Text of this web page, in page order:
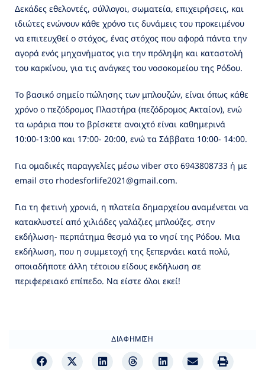
Δεκάδες εθελοντές, σύλλογοι, σωματεία, επιχειρήσεις, και
ιδιώτες ενώνουν κάθε χρόνο τις δυνάμεις του προκειμένου
να επιτευχθεί ο στόχος, ένας στόχος που αφορά πάντα την
αγορά ενός μηχανήματος για την πρόληψη και καταστολή
του καρκίνου, για τις ανάγκες του νοσοκομείου της Ρόδου.
Το βασικό σημείο πώλησης των μπλουζών, είναι όπως κάθε
χρόνο ο πεζόδρομος Πλαστήρα (πεζόδρομος Ακταίον), ενώ
τα ωράρια που το βρίσκετε ανοιχτό είναι καθημερινά
10:00-13:00 και 17:00- 20:00, ενώ τα Σάββατα 10:00- 14:00.
Για ομαδικές παραγγελίες μέσω viber στο 6943808733 ή με
email στο rhodesforlife2021@gmail.com.
Για τη φετινή χρονιά, η πλατεία δημαρχείου αναμένεται να
κατακλυστεί από χιλιάδες γαλάζιες μπλούζες, στην
εκδήλωση- περπάτημα θεσμό για το νησί της Ρόδου. Μια
εκδήλωση, που η συμμετοχή της ξεπερνάει κατά πολύ,
οποιαδήποτε άλλη τέτοιου είδους εκδήλωση σε
περιφερειακό επίπεδο. Να είστε όλοι εκεί!
ΔΙΑΦΉΜΙΣΗ